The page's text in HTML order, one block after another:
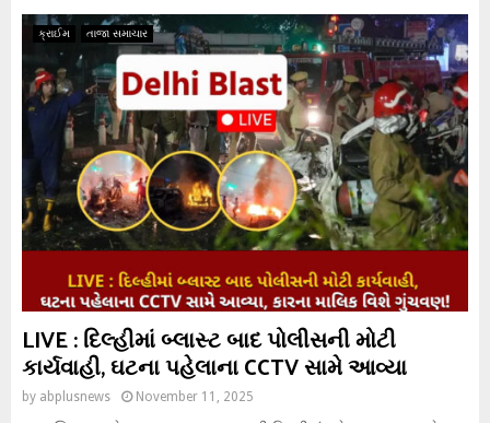
ક્રાઈમ તાજા સમાચાર
LIVE : દિલ્હીમાં બ્લાસ્ટ બાદ પોલીસની મોટી
કાર્યવાહી, ઘટના પહેલાના CCTV સામે આવ્યા
by abplusnews November 11, 2025